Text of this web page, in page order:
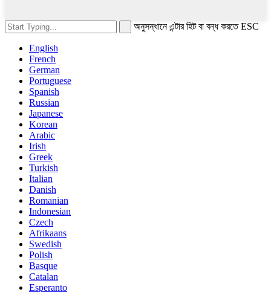
অনুসন্ধানে এন্টার হিট বা বন্ধ করতে ESC
English
French
German
Portuguese
Spanish
Russian
Japanese
Korean
Arabic
Irish
Greek
Turkish
Italian
Danish
Romanian
Indonesian
Czech
Afrikaans
Swedish
Polish
Basque
Catalan
Esperanto